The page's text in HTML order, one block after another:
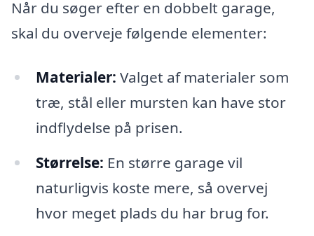
Når du søger efter en dobbelt garage,
skal du overveje følgende elementer:
Materialer: Valget af materialer som
træ, stål eller mursten kan have stor
indflydelse på prisen.
Størrelse: En større garage vil
naturligvis koste mere, så overvej
hvor meget plads du har brug for.